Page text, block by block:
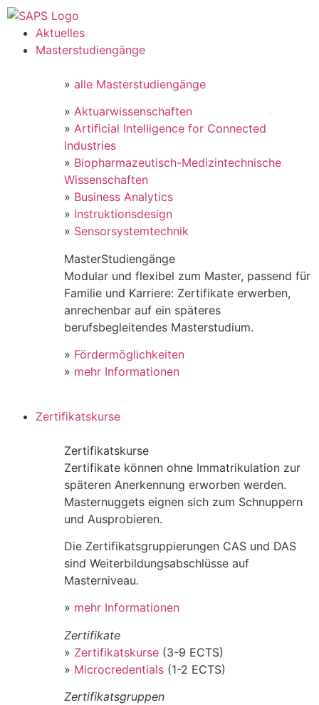
Aktuelles
Masterstudiengänge
» alle Masterstudiengänge
» Aktuarwissenschaften
» Artificial Intelligence for Connected
Industries
» Biopharmazeutisch-Medizintechnische
Wissenschaften
» Business Analytics
» Instruktionsdesign
» Sensorsystemtechnik
MasterStudiengänge
Modular und flexibel zum Master, passend für
Familie und Karriere: Zertifikate erwerben,
anrechenbar auf ein späteres
berufsbegleitendes Masterstudium.
» Fördermöglichkeiten
» mehr Informationen
Zertifikatskurse
Zertifikatskurse
Zertifikate können ohne Immatrikulation zur
späteren Anerkennung erworben werden.
Masternuggets eignen sich zum Schnuppern
und Ausprobieren.
Die Zertifikatsgruppierungen CAS und DAS
sind Weiterbildungsabschlüsse auf
Masterniveau.
» mehr Informationen
Zertifikate
» Zertifikatskurse (3-9 ECTS)
» Microcredentials (1-2 ECTS)
Zertifikatsgruppen